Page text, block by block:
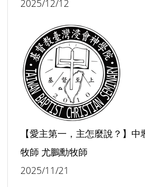
2025/12/12
【愛主第一，主怎麼說？】
牧師 尤鵬勳牧師
2025/11/21